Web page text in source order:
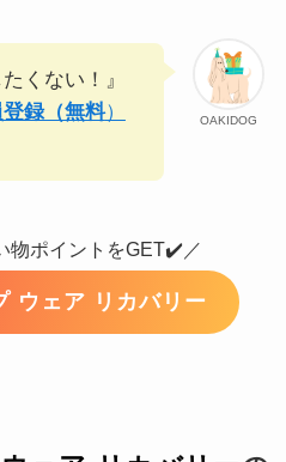
OAKIDOG
くない！』
録（無料）
物ポイントをGET✔️／
ウェア リカバリー